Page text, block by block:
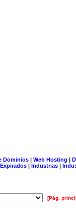
Dominios| Web Hosting |
| Industrias |
[Pág.